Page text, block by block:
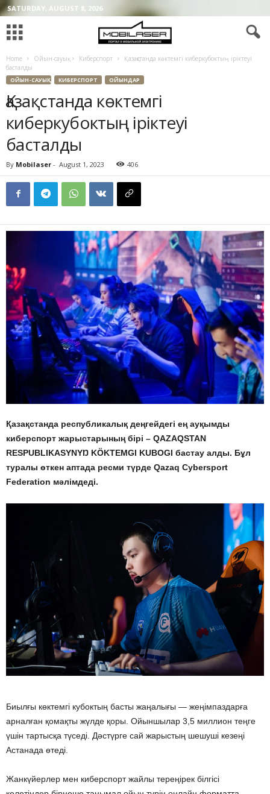
SATURDAY, AUGUST 8, 2026
Home Ойын-сауық Киберспорт
Қазақстанда көктемгі киберкубоктың іріктеуі
басталды
ОЙЫН-САУЫҚ КИБЕРСПОРТ ОЙЫНДАР
Қазақстанда көктемгі
киберкубоктың іріктеуі
басталды
By Mobilaser - August 1, 2023 406
Қазақстанда республикалық деңгейдегі ең ауқымды
киберспорт жарыстарының бірі – QAZAQSTAN
RESPUBLIKASYNYŊ KÖKTEMGI KUBOGI бастау алды. Бұл
туралы өткен аптада ресми түрде Qazaq Cybersport
Federation мәлімдеді.
Биылғы көктемгі кубоктың басты жаңалығы — жеңімпаздарға
арналған қомақты жүлде қоры. Ойыншылар 3,5 миллион теңге
үшін тартысқа түседі. Дәстүрге сай жарыстың шешуші кезеңі
Астанада өтеді.
Жанкүйерлер мен киберспорт жайлы тереңірек білгісі